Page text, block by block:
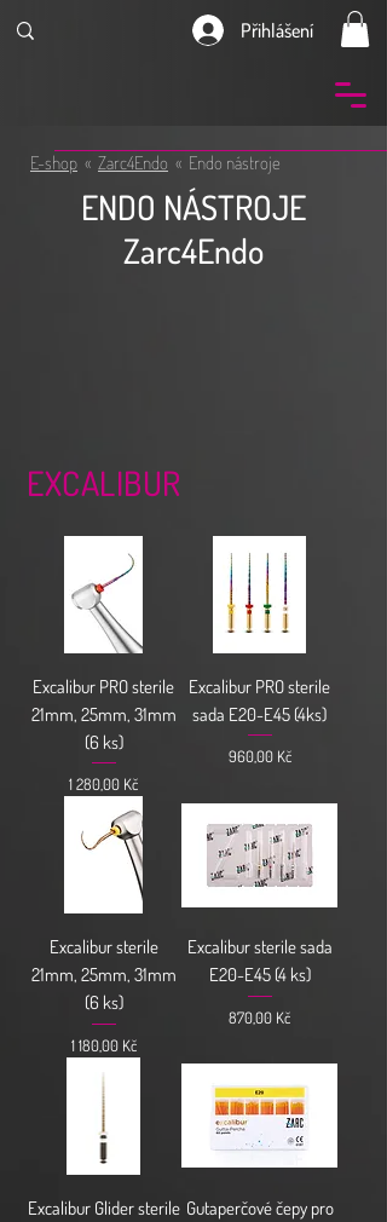
Přihlášení
E-shop « Zarc4Endo « Endo nástroje
ENDO NÁSTROJE
Zarc4Endo
EXCALIBUR
Excalibur PRO sterile
21mm, 25mm, 31mm
(6 ks)
Cena
1 280,00 Kč
Excalibur PRO sterile
sada E20-E45 (4ks)
Cena
960,00 Kč
Excalibur sterile
21mm, 25mm, 31mm
(6 ks)
Cena
1 180,00 Kč
Excalibur sterile sada
E20-E45 (4 ks)
Cena
870,00 Kč
Excalibur Glider sterile Gutaperčové čepy pro